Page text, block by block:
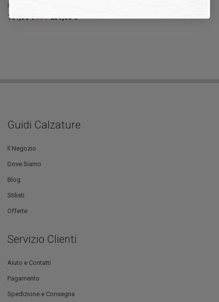
scuro Donna Borsa a mano
259,00 €
181,30 €30%
Guidi Calzature
Il Negozio
Dove Siamo
Blog
Stilisti
Offerte
Servizio Clienti
Aiuto e Contatti
Pagamento
Spedizione e Consegna